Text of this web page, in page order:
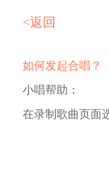
<返回
如何发起合唱？
小唱帮助：
在录制歌曲页面